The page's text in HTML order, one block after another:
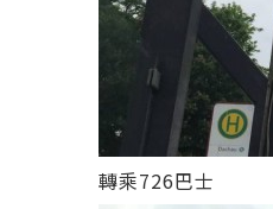
轉乘726巴士